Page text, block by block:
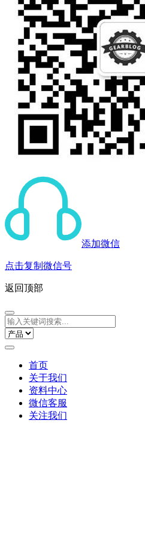
添加微信
点击复制微信号
返回顶部
首页
关于我们
资料中心
微信客服
关注我们